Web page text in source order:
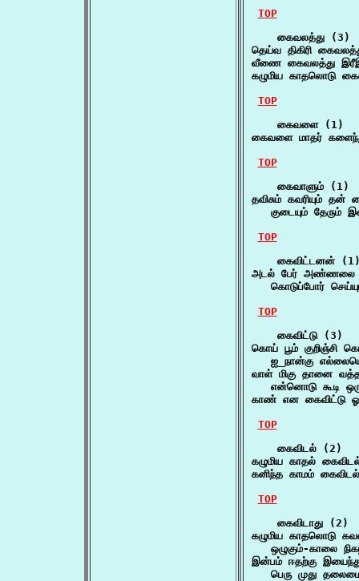
TOP
    கைவலத்து (3)
தெய்வ திகிரி
வீணை கைவலத்து இரீஇ
கழுமிய காதலொடு
TOP
    கைவளை (1)
கைவளை மாதர்
TOP
    கைவாளும் (1)
தவிசும் கவரியும் தன்
குடையும் தேரும்
TOP
கைவிட்டனன்
அடல் பேர் அண்ணலை
கொடுப்போர்
TOP
    கைவிட்டு (3)
கொய் பூம் குறிஞ்சி
ஐ_நான்கு
வாள் மிகு தானை
என்னொடு கூடி
காண் என கைவிட்டு
TOP
    கைவிடல் (2)
கழுமிய காதல்
கனிந்த காமம்
TOP
    கைவிடாது (2)
கழுமிய காதலொடு
ஒழுகும்-காலை
இன்பம் ஈதற்கு
பெரு முது